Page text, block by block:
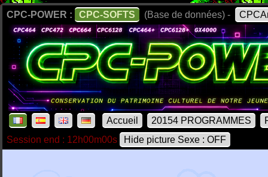
CPC-POWER : CPC-SOFTS (Base de données) -
Accueil 20154 PROGRAMMES
Session end : 12h00m00s
Hide picture Sexe : OFF